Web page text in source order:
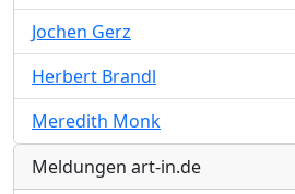
Jochen Gerz
Herbert Brandl
Meredith Monk
Meldungen art-in.de